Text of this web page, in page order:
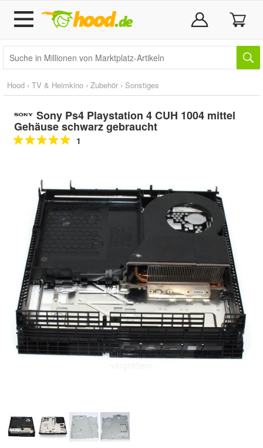
Hood › TV & Heimkino › Zubehör › Sonstiges
Sony Ps4 Playstation 4 CUH 1004 mittel
Gehäuse schwarz gebraucht
1
Doppelt antippen zum